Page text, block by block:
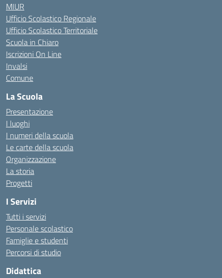
MIUR
Ufficio Scolastico Regionale
Ufficio Scolastico Territoriale
Scuola in Chiaro
Iscrizioni On Line
Invalsi
Comune
La Scuola
Presentazione
I luoghi
I numeri della scuola
Le carte della scuola
Organizzazione
La storia
Progetti
I Servizi
Tutti i servizi
Personale scolastico
Famiglie e studenti
Percorsi di studio
Didattica